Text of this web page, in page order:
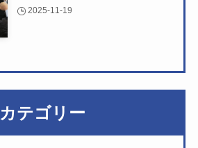
2025-11-19
カテゴリー